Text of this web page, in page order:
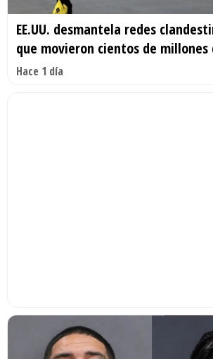
EE.UU. desmantela redes
que movieron cientos de millones
Hace 1 día